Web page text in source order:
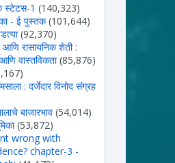
स्टेटस-1 (140,323)
- ई पुस्तक (101,644)
(92,370)
रासायनिक शेती :
वास्तविकता (85,876)
: दर्जेदार विनोद संग्रह
बाजारभाव (54,014)
(53,872)
wrong with
chapter-3 -